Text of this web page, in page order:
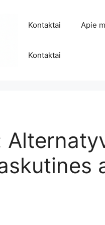
Kontaktai Apie
Kontaktai